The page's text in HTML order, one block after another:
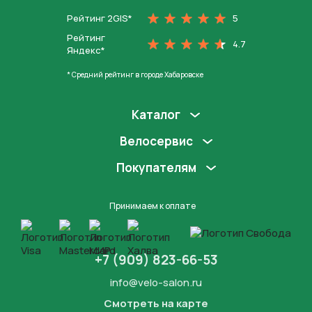
Рейтинг 2GIS*
5
Рейтинг
Яндекс*
4.7
* Средний рейтинг в городе Хабаровске
Каталог
Велосервис
Покупателям
Принимаем к оплате
+7 (909) 823-66-53
info@velo-salon.ru
Смотреть на карте